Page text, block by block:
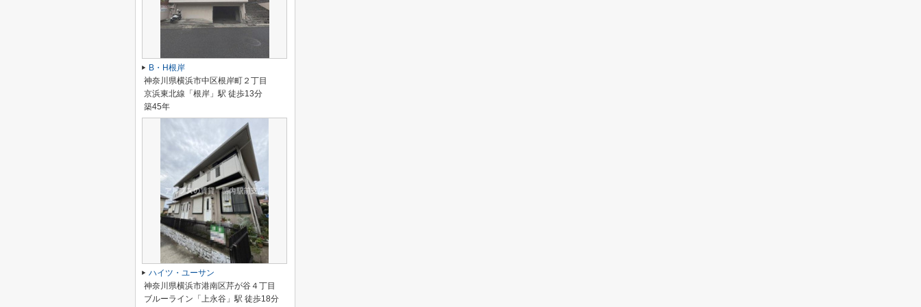
B・H根岸
神奈川県横浜市中区根岸町２丁目
京浜東北線「根岸」駅 徒歩13分
築45年
ハイツ・ユーサン
神奈川県横浜市港南区芹が谷４丁目
ブルーライン「上永谷」駅 徒歩18分